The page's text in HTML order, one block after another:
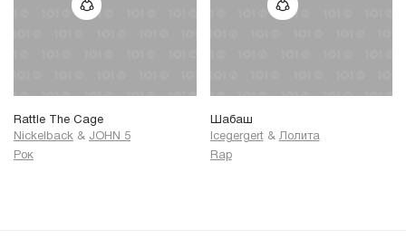
Rattle The Cage
Nickelback & JOHN 5
Рок
Шабаш
Icegergert & Лолита
Rap